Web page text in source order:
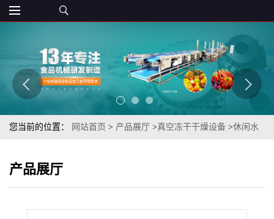
您当前的位置： 网站首页 > 产品展厅 >真空冻干干燥设备 >休闲水
产品展厅